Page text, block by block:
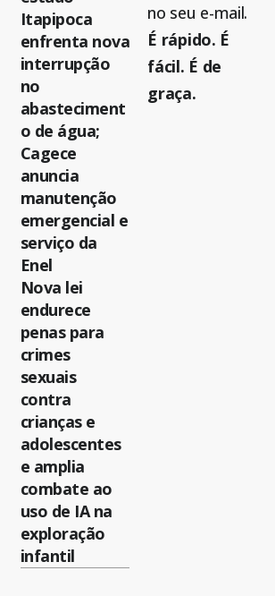
Itapipoca
enfrenta nova
interrupção
no
abasteciment
o de água;
Cagece
anuncia
manutenção
emergencial e
serviço da
Enel
Nova lei
endurece
penas para
crimes
sexuais
contra
crianças e
adolescentes
e amplia
combate ao
uso de IA na
exploração
infantil
no seu e-mail.
É rápido. É
fácil. É de
graça.